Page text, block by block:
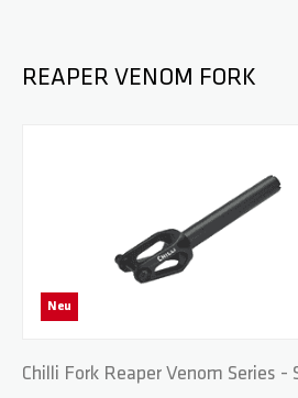
REAPER VENOM FORK
Neu
Chilli Fork Reaper Venom Series -